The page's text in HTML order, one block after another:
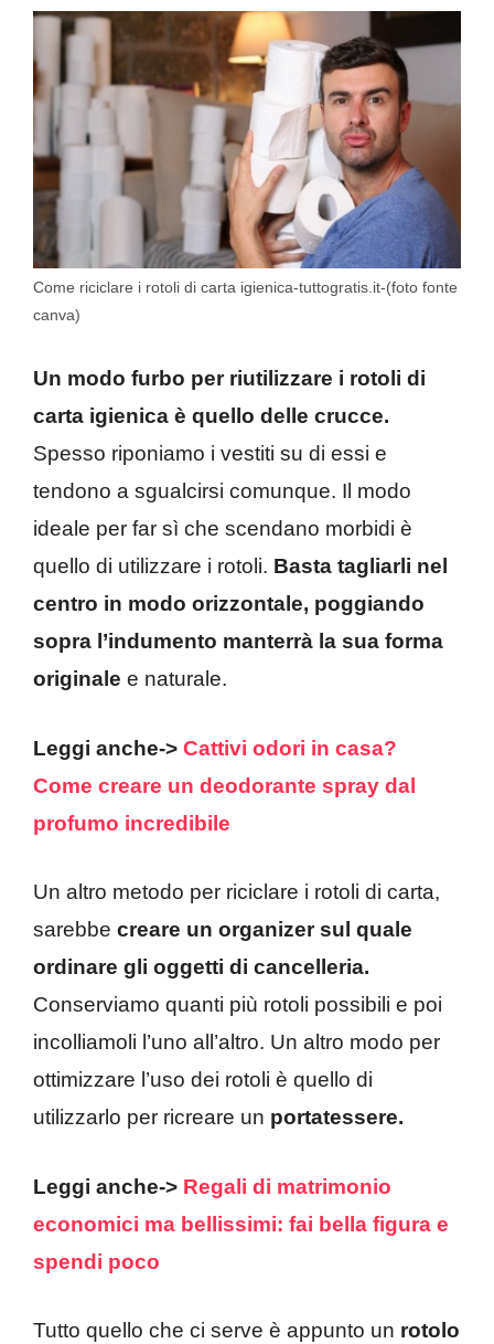
Come riciclare i rotoli di carta igienica-tuttogratis.it-(foto fonte
canva)
Un modo furbo per riutilizzare i rotoli di
carta igienica è quello delle crucce.
Spesso riponiamo i vestiti su di essi e
tendono a sgualcirsi comunque. Il modo
ideale per far sì che scendano morbidi è
quello di utilizzare i rotoli. Basta tagliarli nel
centro in modo orizzontale, poggiando
sopra l’indumento manterrà la sua forma
originale e naturale.
Leggi anche-> Cattivi odori in casa?
Come creare un deodorante spray dal
profumo incredibile
Un altro metodo per riciclare i rotoli di carta,
sarebbe creare un organizer sul quale
ordinare gli oggetti di cancelleria.
Conserviamo quanti più rotoli possibili e poi
incolliamoli l’uno all’altro. Un altro modo per
ottimizzare l’uso dei rotoli è quello di
utilizzarlo per ricreare un portatessere.
Leggi anche-> Regali di matrimonio
economici ma bellissimi: fai bella figura e
spendi poco
Tutto quello che ci serve è appunto un rotolo